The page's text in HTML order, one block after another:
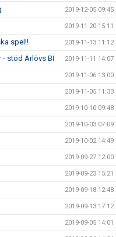
2019-12-05 09:45
2019-11-20 15:11
spel!! 2019-11-13 11:12
stöd Arlövs BI 2019-11-11 14:07
2019-11-06 13:00
2019-11-05 11:33
2019-10-10 09:48
2019-10-03 07:09
2019-10-02 14:49
2019-09-27 12:00
2019-09-23 15:21
2019-09-18 12:48
2019-09-13 17:12
2019-09-05 14:01